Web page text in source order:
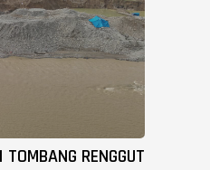
RENGGUT